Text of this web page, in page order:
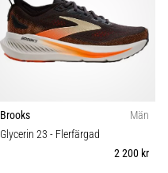
Brooks
Män
Glycerin 23 - Flerfärgad
2 200 kr